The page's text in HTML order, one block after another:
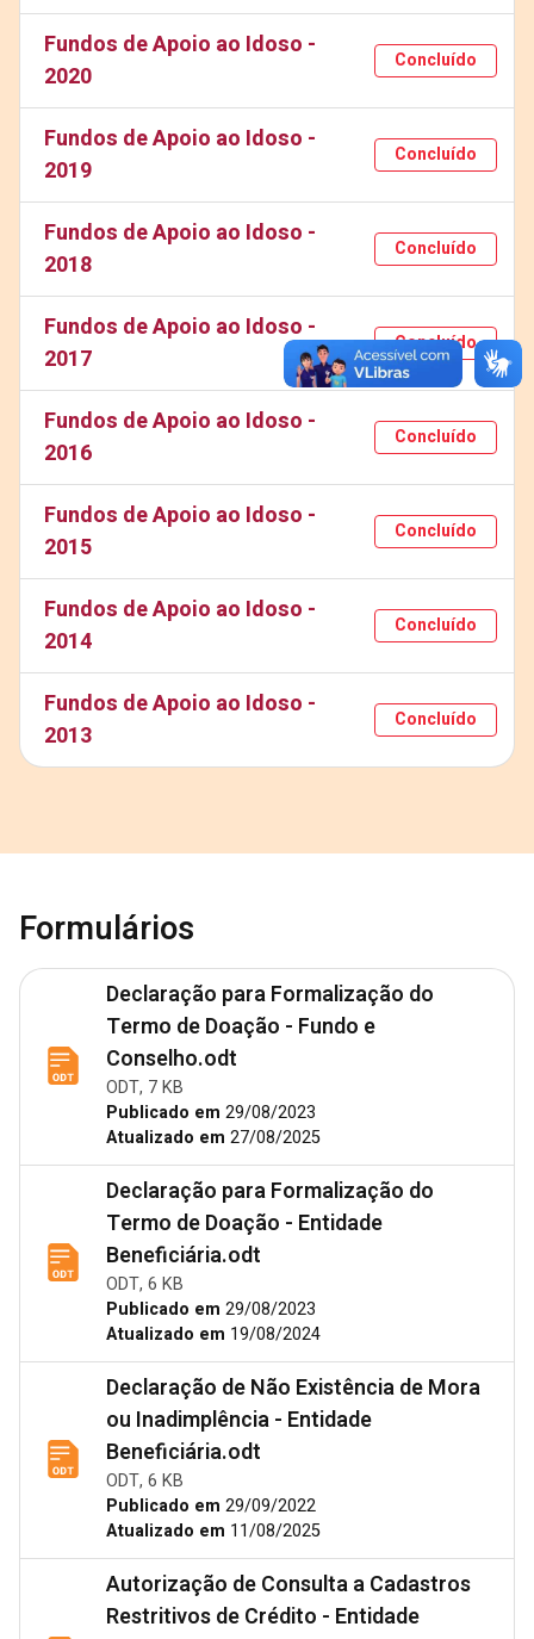
Fundos de Apoio ao Idoso -
2020
Concluído
Fundos de Apoio ao Idoso -
2019
Concluído
Fundos de Apoio ao Idoso -
2018
Concluído
Fundos de Apoio ao Idoso -
2017
Concluído
Fundos de Apoio ao Idoso -
2016
Concluído
Fundos de Apoio ao Idoso -
2015
Concluído
Fundos de Apoio ao Idoso -
2014
Concluído
Fundos de Apoio ao Idoso -
2013
Concluído
Formulários
Declaração para Formalização do
Termo de Doação - Fundo e
Conselho.odt
ODT, 7 KB
Publicado em 29/08/2023
Atualizado em 27/08/2025
Declaração para Formalização do
Termo de Doação - Entidade
Beneficiária.odt
ODT, 6 KB
Publicado em 29/08/2023
Atualizado em 19/08/2024
Declaração de Não Existência de Mora
ou Inadimplência - Entidade
Beneficiária.odt
ODT, 6 KB
Publicado em 29/09/2022
Atualizado em 11/08/2025
Autorização de Consulta a Cadastros
Restritivos de Crédito - Entidade